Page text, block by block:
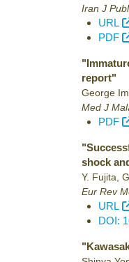
Iran J
URL
PDF
report"
George
Med J
PDF
shock
Y. Fujita,
Eur Rev
URL
DOI: